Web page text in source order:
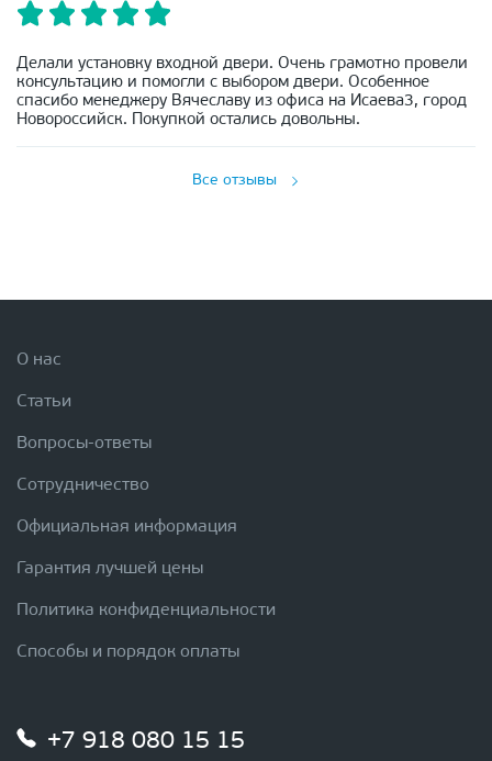
Делали установку входной двери. Очень грамотно провели
консультацию и помогли с выбором двери. Особенное
спасибо менеджеру Вячеславу из офиса на Исаева3, город
Новороссийск. Покупкой остались довольны.
Все отзывы
О нас
Статьи
Вопросы-ответы
Сотрудничество
Официальная информация
Гарантия лучшей цены
Политика конфиденциальности
Способы и порядок оплаты
+7 918 080 15 15